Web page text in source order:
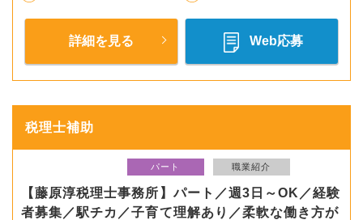
詳細を見る Web応募
税理士補助
パート 職業紹介
【藤原淳税理士事務所】パート／週3日～OK／経験
者募集／駅チカ／子育て理解あり／柔軟な働き方が